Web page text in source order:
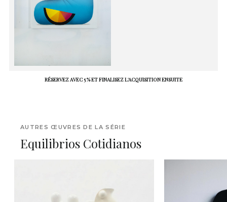
RÉSERVEZ AVEC 5 % ET FINALISEZ L'ACQUISITION ENSUITE
AUTRES ŒUVRES DE LA SÉRIE
Equilibrios Cotidianos